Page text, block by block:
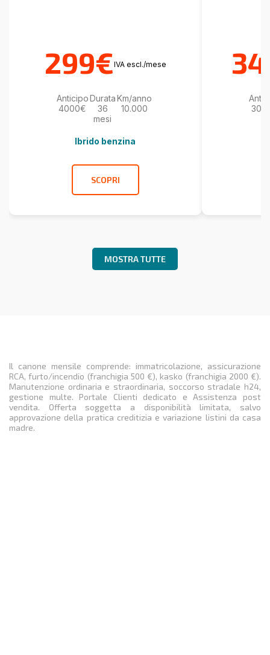
299€IVA escl./mese
Anticipo
4000€
Durata
36
mesi
Km/anno
10.000
Ibrido benzina
SCOPRI
MOSTRA TUTTE
Il canone mensile comprende: immatricolazione, assicurazione
RCA, furto/incendio (franchigia 500 €), kasko (franchigia 2000 €).
Manutenzione ordinaria e straordinaria, soccorso stradale h24,
gestione multe. Portale Clienti dedicato e Assistenza post
vendita. Offerta soggetta a disponibilità limitata, salvo
approvazione della pratica creditizia e variazione listini da casa
madre.